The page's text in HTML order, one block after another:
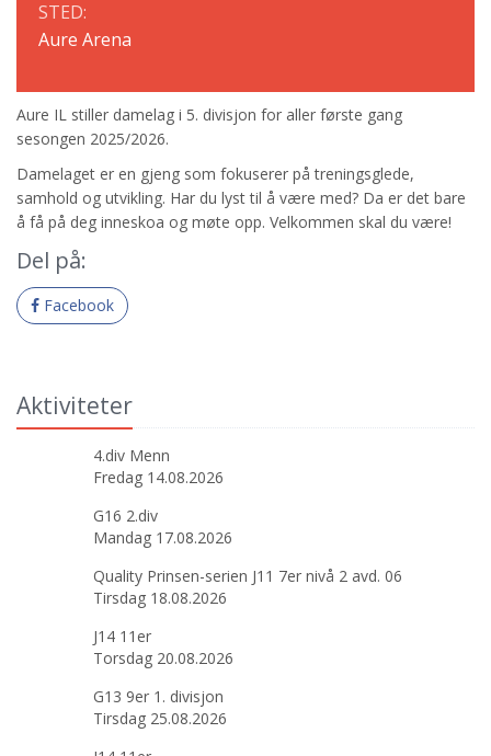
STED:
Aure Arena
Aure IL stiller damelag i 5. divisjon for aller første gang
sesongen 2025/2026.
Damelaget er en gjeng som fokuserer på treningsglede,
samhold og utvikling. Har du lyst til å være med? Da er det bare
å få på deg inneskoa og møte opp. Velkommen skal du være!
Del på:
Facebook
Aktiviteter
4.div Menn
Fredag 14.08.2026
G16 2.div
Mandag 17.08.2026
Quality Prinsen-serien J11 7er nivå 2 avd. 06
Tirsdag 18.08.2026
J14 11er
Torsdag 20.08.2026
G13 9er 1. divisjon
Tirsdag 25.08.2026